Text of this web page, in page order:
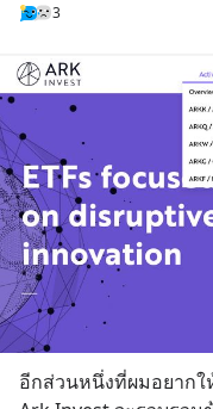
3
อีกส่วนหนึ่งที่ผมอยากใ